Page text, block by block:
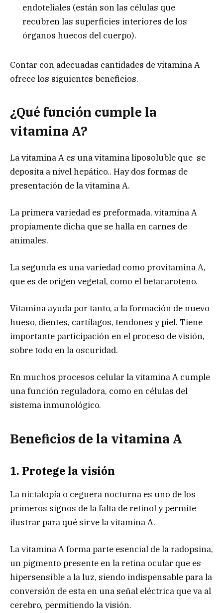
endoteliales (están son las células que
recubren las superficies interiores de los
órganos huecos del cuerpo).
Contar con adecuadas cantidades de vitamina A
ofrece los siguientes beneficios.
¿Qué función cumple la
vitamina A?
La vitamina A es una vitamina liposoluble que se
deposita a nivel hepático.. Hay dos formas de
presentación de la vitamina A.
La primera variedad es preformada, vitamina A
propiamente dicha que se halla en carnes de
animales.
La segunda es una variedad como provitamina A,
que es de origen vegetal, como el betacaroteno.
Vitamina ayuda por tanto, a la formación de nuevo
hueso, dientes, cartílagos, tendones y piel. Tiene
importante participación en el proceso de visión,
sobre todo en la oscuridad.
En muchos procesos celular la vitamina A cumple
una función reguladora, como en células del
sistema inmunológico.
Beneficios de la vitamina A
1. Protege la visión
La nictalopía o ceguera nocturna es uno de los
primeros signos de la falta de retinol y permite
ilustrar para qué sirve la vitamina A.
La vitamina A forma parte esencial de la radopsina,
un pigmento presente en la retina ocular que es
hipersensible a la luz, siendo indispensable para la
conversión de esta en una señal eléctrica que va al
cerebro, permitiendo la visión.